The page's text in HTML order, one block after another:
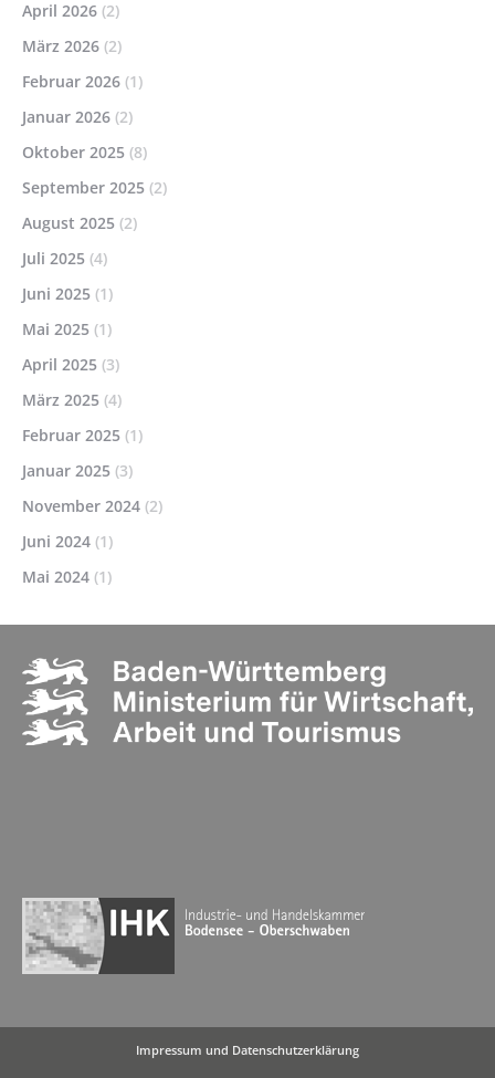
April 2026 (2)
März 2026 (2)
Februar 2026 (1)
Januar 2026 (2)
Oktober 2025 (8)
September 2025 (2)
August 2025 (2)
Juli 2025 (4)
Juni 2025 (1)
Mai 2025 (1)
April 2025 (3)
März 2025 (4)
Februar 2025 (1)
Januar 2025 (3)
November 2024 (2)
Juni 2024 (1)
Mai 2024 (1)
Impressum und Datenschutzerklärung